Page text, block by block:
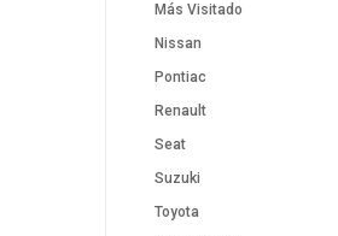
Más Visitado
Nissan
Pontiac
Renault
Seat
Suzuki
Toyota